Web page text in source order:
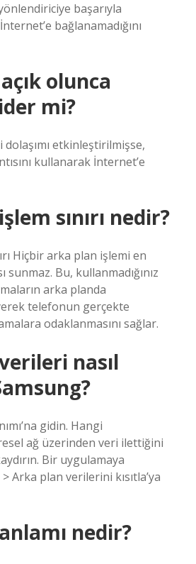
yönlendiriciye başarıyla
bağlanamadığını
olunca
mi?
etkinleştirilmişse,
kullanarak İnternet’e
sınırı nedir?
Hiçbir arka plan işlemi en
Bu, kullanmadığınız
arka planda
telefonun gerçekte
odaklanmasını sağlar.
nasıl
gidin. Hangi
ağ üzerinden veri ilettiğini
Bir uygulamaya
Arka plan verilerini kısıtla’ya
nedir?